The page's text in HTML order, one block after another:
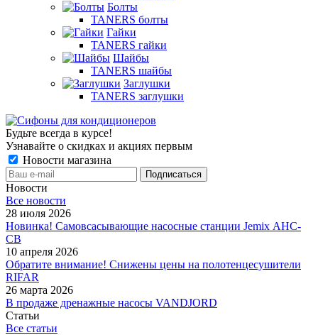
Болты
TANERS болты
Гайки
TANERS гайки
Шайбы
TANERS шайбы
Заглушки
TANERS заглушки
Будьте всегда в курсе!
Узнавайте о скидках и акциях первым
Новости магазина
Новости
Все новости
28 июля 2026
Новинка! Самовсасывающие насосные станции Jemix АНС-
СВ
10 апреля 2026
Обратите внимание! Снижены цены на полотенцесушители
RIFAR
26 марта 2026
В продаже дренажные насосы VANDJORD
Статьи
Все статьи